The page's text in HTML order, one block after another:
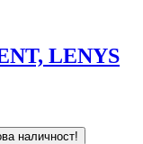
LENYS
наличност!